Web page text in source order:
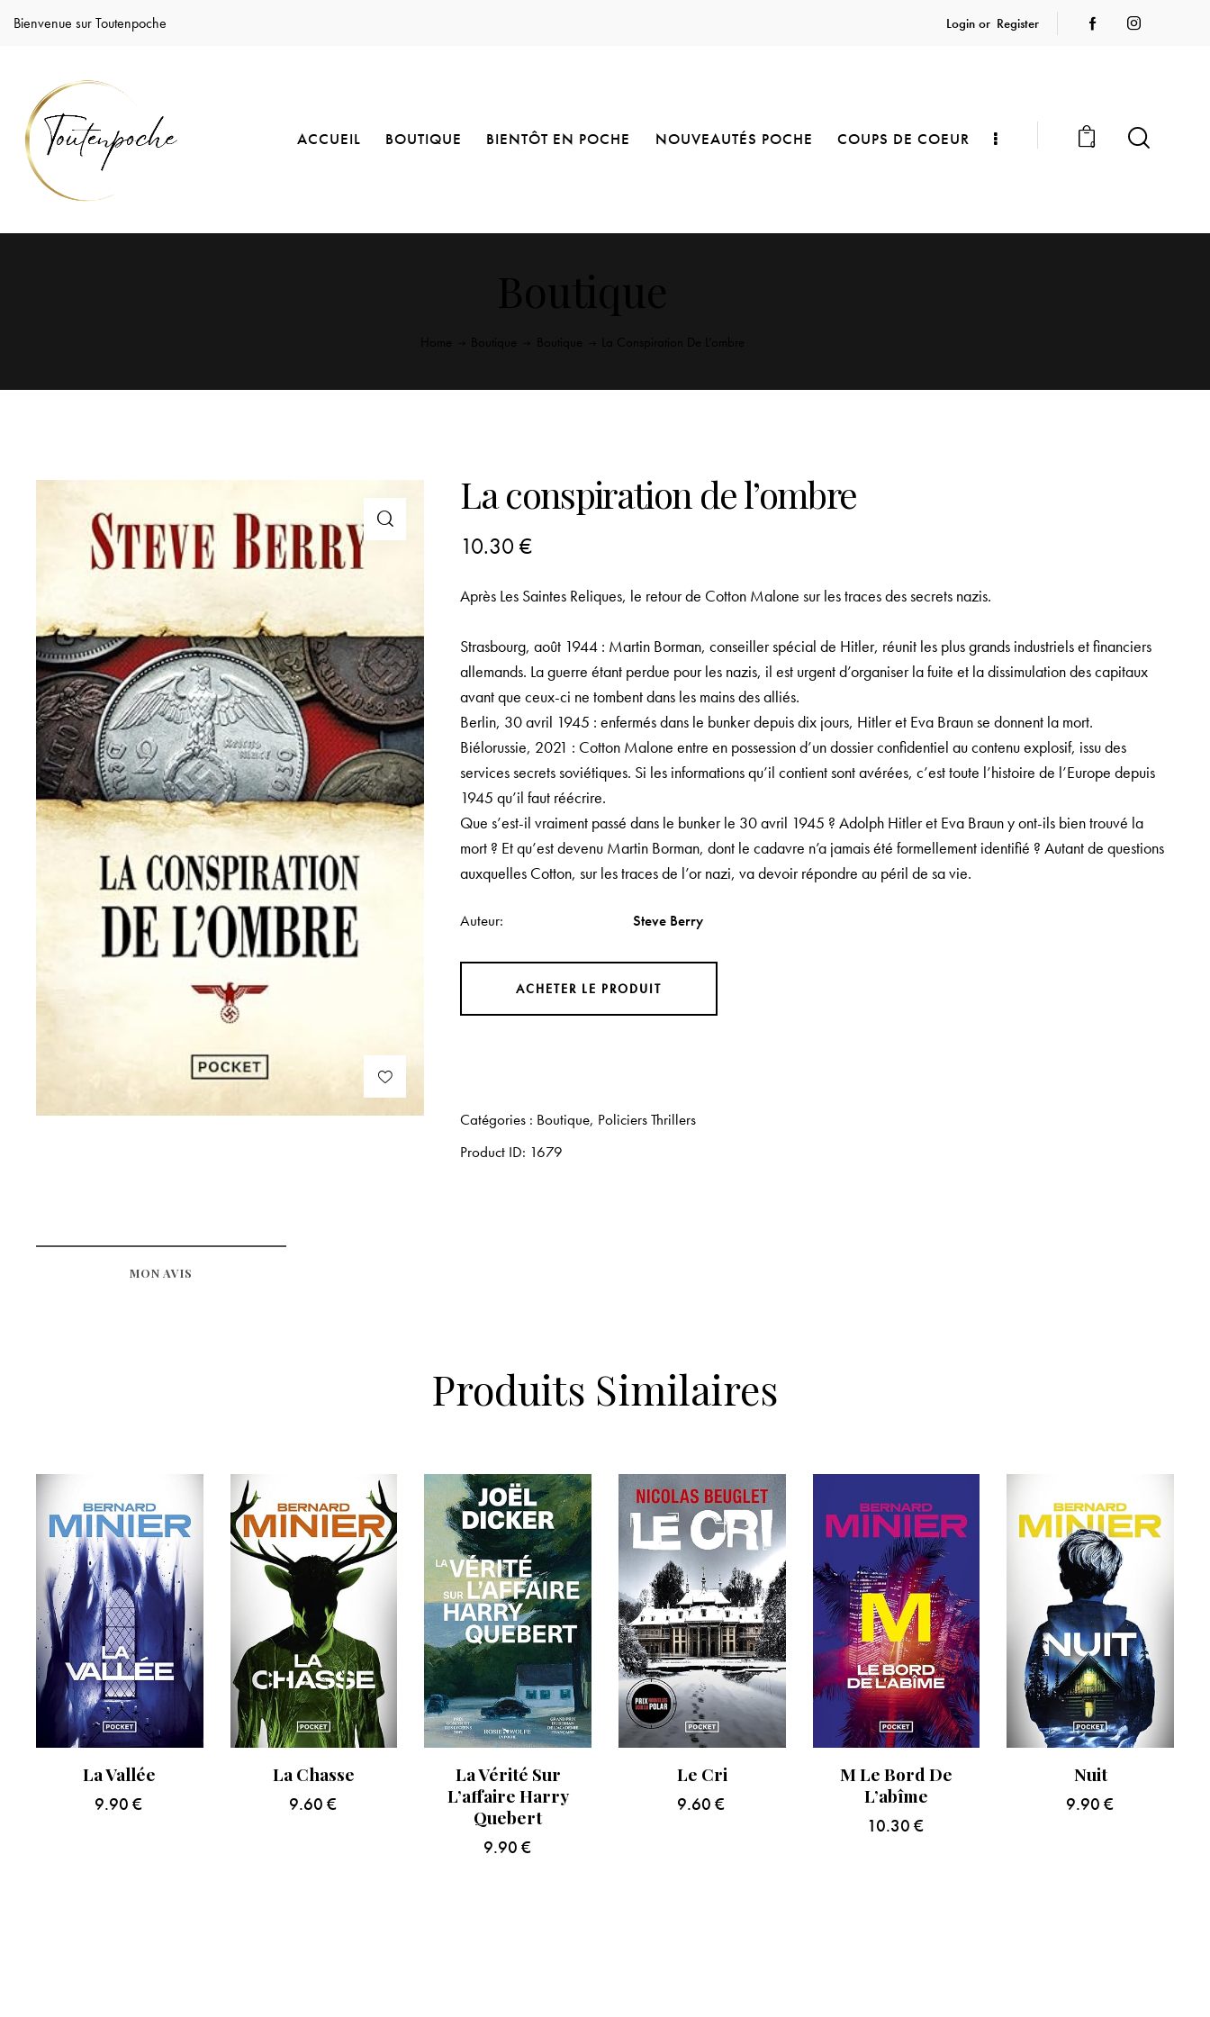
Bienvenue sur Toutenpoche Login or Register
ACCUEIL BOUTIQUE BIENTÔT EN POCHE NOUVEAUTÉS POCHE COUPS DE COEUR 0
La conspiration de l’ombre
10.30€
Après Les Saintes Reliques, le retour de Cotton Malone sur les traces des secrets nazis.
Strasbourg, août 1944 : Martin Borman, conseiller spécial de Hitler, réunit les plus grands industriels et financiers
allemands. La guerre étant perdue pour les nazis, il est urgent d’organiser la fuite et la dissimulation des capitaux
avant que ceux-ci ne tombent dans les mains des alliés.
Berlin, 30 avril 1945 : enfermés dans le bunker depuis dix jours, Hitler et Eva Braun se donnent la mort.
Biélorussie, 2021 : Cotton Malone entre en possession d’un dossier confidentiel au contenu explosif, issu des
services secrets soviétiques. Si les informations qu’il contient sont avérées, c’est toute l’histoire de l’Europe depuis
1945 qu’il faut réécrire.
Que s’est-il vraiment passé dans le bunker le 30 avril 1945 ? Adolph Hitler et Eva Braun y ont-ils bien trouvé la
mort ? Et qu’est devenu Martin Borman, dont le cadavre n’a jamais été formellement identifié ? Autant de questions
auxquelles Cotton, sur les traces de l’or nazi, va devoir répondre au péril de sa vie.
Auteur Steve Berry
ACHETER LE PRODUIT
Catégories : Boutique, Policiers Thrillers
Product ID: 1679
MON AVIS
Produits Similaires
La Vallée
9.90€
La Chasse
9.60 €
La Vérité Sur
L’affaire Harry
Quebert
9.90 €
Le Cri
9.60€
M Le Bord De
L’abîme
10.30 €
Nuit
9.90 €